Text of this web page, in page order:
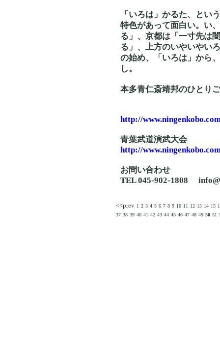
「いろは」かるた、とい
特色があって面白い。い
る」、京都は「一寸先は
る」、上方のいやいやい
の始め、「いろは」から
し。
本多青仁斎靖邦のひとり
http://
青葉武道演武大会
http://
お問い合わせ
TEL 045-902-1808
<<prev 1 2 3 4 5 6 7 8 9 10 11 12 13 14 15
37 38 39 40 41 42 43 44 45 46 47 48 49 50 51